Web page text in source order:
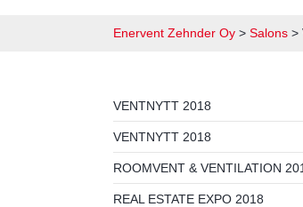
Enervent Zehnder Oy > Salons >
VENTNYTT 2018
VENTNYTT 2018
ROOMVENT & VENTILATION
REAL ESTATE EXPO 2018